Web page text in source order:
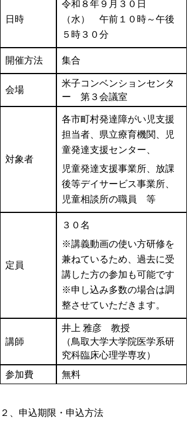
日時
令和８年９月３０日
（水） 午前１０時～午後
５時３０分
開催方法 集合
会場
米子コンベンションセンタ
ー 第３会議室
対象者
各市町村発達障がい児支援
担当者、県立療育機関、児
童発達支援センター、
児童発達支援事業所、放課
後等デイサービス事業所、
児童相談所の職員 等
定員
３０名
※講義動画の使い方研修を
兼ねているため、過去に受
講した方の参加も可能です
※申し込み多数の場合は調
整させていただきます。
講師
井上 雅彦 教授
（鳥取大学大学院医学系研
究科臨床心理学専攻）
参加費
無料
２、申込期限・申込方法